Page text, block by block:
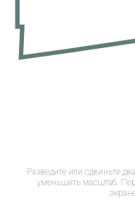
Разведите или сдвиньте
уменьшить масштаб.